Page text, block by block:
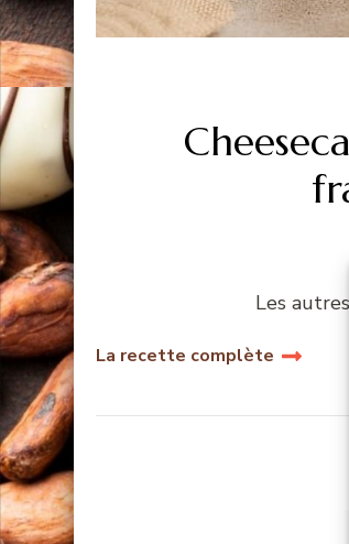
Les
La recette complète